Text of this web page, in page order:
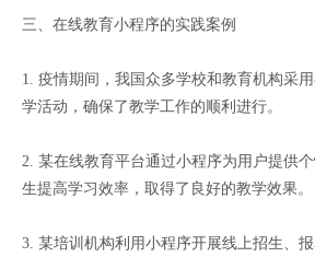
三、在线教育小程序的实践案例
1. 疫情期间，我国众多学校和教育机构采
学活动，确保了教学工作的顺利进行。
2. 某在线教育平台通过小程序为用户提供
生提高学习效率，取得了良好的教学效果。
3. 某培训机构利用小程序开展线上招生、